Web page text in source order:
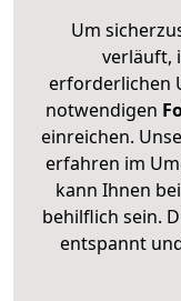
Um
verläuft,
erforderlichen
notwendigen
einreichen.
erfahren im
kann Ihnen
behilflich sein.
entspannt